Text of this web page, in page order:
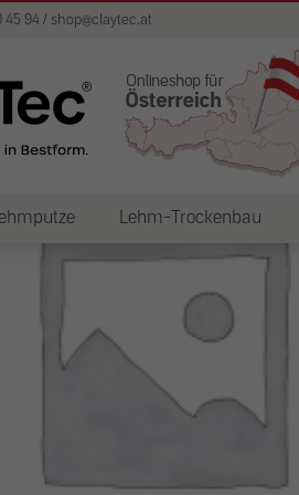
45 94 / shop@claytec.at
Lehm-Trockenbau